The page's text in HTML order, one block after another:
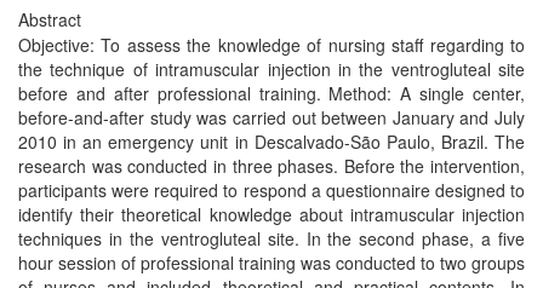
Abstract
Objective: To assess the knowledge of nursing staff regarding to
the technique of intramuscular injection in the ventrogluteal site
before and after professional training. Method: A single center,
before-and-after study was carried out between January and July
2010 in an emergency unit in Descalvado-São Paulo, Brazil. The
research was conducted in three phases. Before the intervention,
participants were required to respond a questionnaire designed to
identify their theoretical knowledge about intramuscular injection
techniques in the ventrogluteal site. In the second phase, a five
hour session of professional training was conducted to two groups